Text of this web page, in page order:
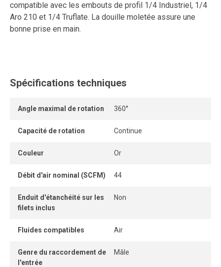
compatible avec les embouts de profil 1/4 Industriel, 1/4
Aro 210 et 1/4 Truflate. La douille moletée assure une
bonne prise en main.
Spécifications techniques
Angle maximal de rotation 360°
Capacité de rotation Continue
Couleur Or
Débit d'air nominal (SCFM) 44
Enduit d'étanchéité sur les
filets inclus
Non
Fluides compatibles Air
Genre du raccordement de
l'entrée
Mâle